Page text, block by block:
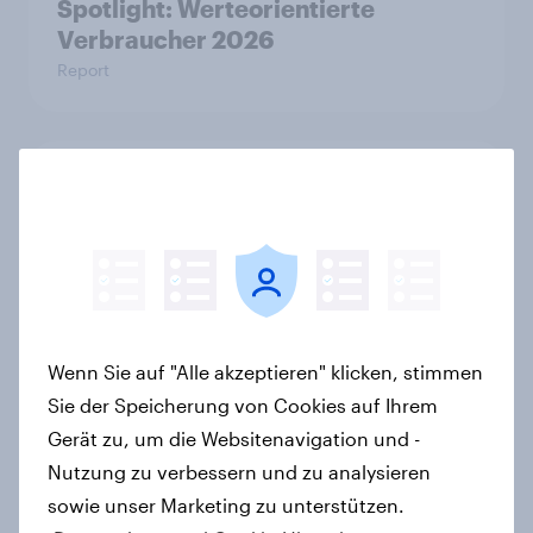
Spotlight: Werteorientierte
Verbraucher 2026
Report
wichtiger ergänzender Suchkanal,
doch Suchmaschinen bleiben
Neue Zölle für Temu & Co.: Jeder
zweite Käufer würde bei
Preisaufschlägen zurückhaltender
Wenn Sie auf "Alle akzeptieren" klicken, stimmen
Sie der Speicherung von Cookies auf Ihrem
Gerät zu, um die Websitenavigation und -
Nutzung zu verbessern und zu analysieren
sowie unser Marketing zu unterstützen.